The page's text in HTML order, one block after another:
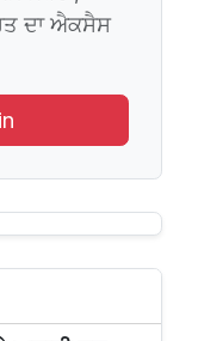
ਦਾ ਐਕਸੈਸ